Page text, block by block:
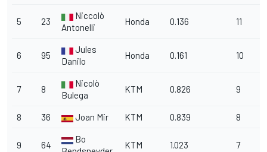
5 23
Niccolò
Antonelli
Honda 0.136 11
6 95
Jules
Danilo
Honda 0.161 10
7 8
Nicolò
Bulega
KTM 0.826 9
8 36 Joan Mir KTM 0.839 8
9 64
Bo
KTM 1.023 7